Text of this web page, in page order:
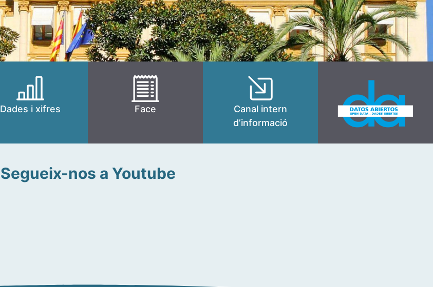
Dades i xifres Face
Canal intern
d’informació
Segueix-nos a Youtube